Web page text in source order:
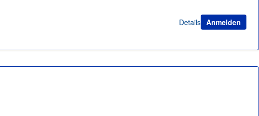
Details Anmelden